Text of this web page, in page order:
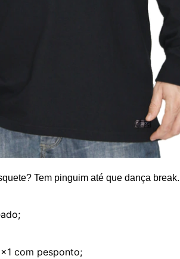
Tem pinguim até que dança break.
com pesponto;